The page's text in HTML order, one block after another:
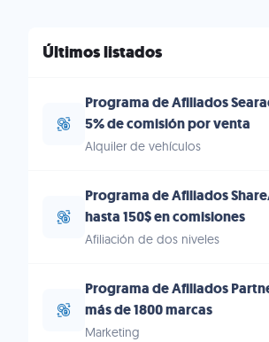
Últimos listados
Programa de Afiliados
5% de comisión por venta
Alquiler de vehículos
Programa de Afiliados
hasta 150$ en comisiones
Afiliación de dos niveles
Programa de Afiliados
más de 1800 marcas
Marketing